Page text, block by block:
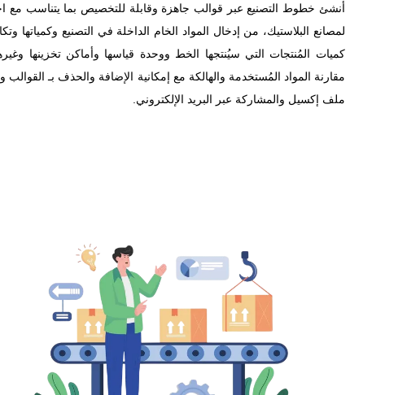
أنشئ خطوط التصنيع عبر قوالب جاهزة وقابلة للتخصيص بما يتناسب
لمصانع البلاستيك، من إدخال المواد الخام الداخلة في التصنيع وكمياتها
كميات المُنتجات التي سيُنتجها الخط ووحدة قياسها وأماكن تخزينها
مقارنة المواد المُستخدمة والهالكة مع إمكانية الإضافة والحذف بـ
ملف إكسيل والمشاركة عبر البريد الإلكتروني.